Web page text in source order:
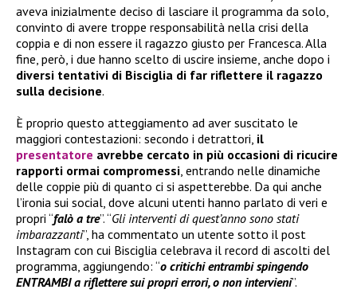
aveva inizialmente deciso di lasciare il programma da solo,
convinto di avere troppe responsabilità nella crisi della
coppia e di non essere il ragazzo giusto per Francesca. Alla
fine, però, i due hanno scelto di uscire insieme, anche dopo i
diversi tentativi di Bisciglia di far riflettere il ragazzo
sulla decisione.
È proprio questo atteggiamento ad aver suscitato le
maggiori contestazioni: secondo i detrattori, il
presentatore avrebbe cercato in più occasioni di ricucire
rapporti ormai compromessi, entrando nelle dinamiche
delle coppie più di quanto ci si aspetterebbe. Da qui anche
l’ironia sui social, dove alcuni utenti hanno parlato di veri e
propri “falò a tre”. “Gli interventi di quest’anno sono stati
imbarazzanti”, ha commentato un utente sotto il post
Instagram con cui Bisciglia celebrava il record di ascolti del
programma, aggiungendo: “o critichi entrambi spingendo
ENTRAMBI a riflettere sui propri errori, o non intervieni”.